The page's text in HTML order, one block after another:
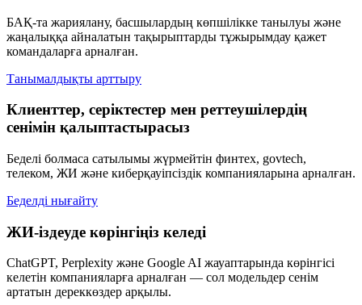
БАҚ-та жариялану, басшылардың көпшілікке танылуы және
жаңалыққа айналатын тақырыптарды тұжырымдау қажет
командаларға арналған.
Танымалдықты арттыру
Клиенттер, серіктестер мен реттеушілердің
сенімін қалыптастырасыз
Беделі болмаса сатылымы жүрмейтін финтех, govtech,
телеком, ЖИ және киберқауіпсіздік компанияларына арналған.
Беделді нығайту
ЖИ-іздеуде көрінгіңіз келеді
ChatGPT, Perplexity және Google AI жауаптарында көрінгісі
келетін компанияларға арналған — сол модельдер сенім
артатын дереккөздер арқылы.